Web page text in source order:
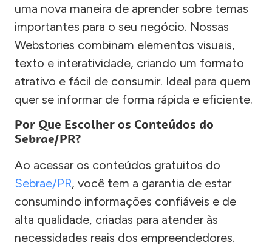
uma nova maneira de aprender sobre temas
importantes para o seu negócio. Nossas
Webstories combinam elementos visuais,
texto e interatividade, criando um formato
atrativo e fácil de consumir. Ideal para quem
quer se informar de forma rápida e eficiente.
Por Que Escolher os Conteúdos do
Sebrae/PR?
Ao acessar os conteúdos gratuitos do
Sebrae/PR, você tem a garantia de estar
consumindo informações confiáveis e de
alta qualidade, criadas para atender às
necessidades reais dos empreendedores.